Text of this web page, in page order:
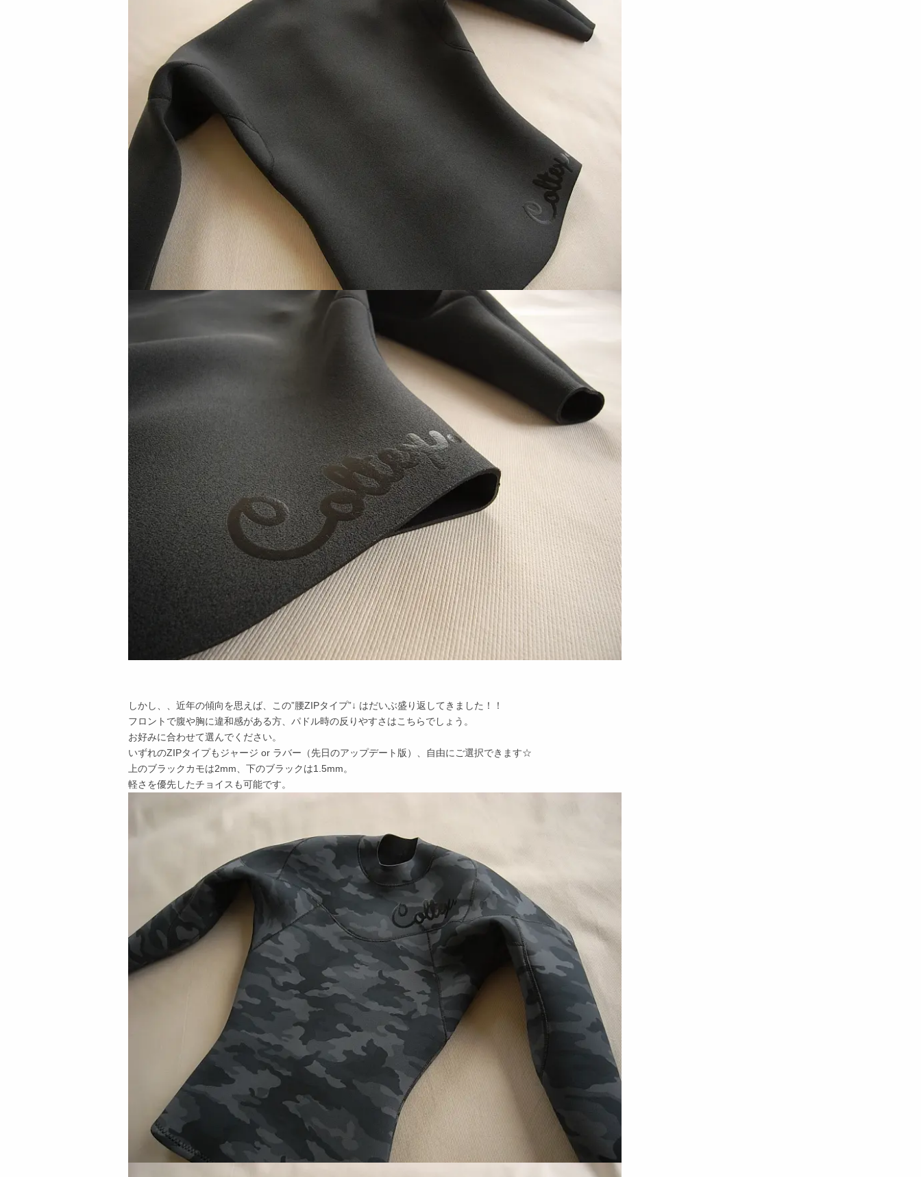
しかし、、近年の傾向を思えば、この”腰ZIPタイプ”↓ はだいぶ盛り返してきました！！
フロントで腹や胸に違和感がある方、パドル時の反りやすさはこちらでしょう。
お好みに合わせて選んでください。
いずれのZIPタイプもジャージ or ラバー（先日のアップデート版）、自由にご選択できます☆
上のブラックカモは2mm、下のブラックは1.5mm。
軽さを優先したチョイスも可能です。